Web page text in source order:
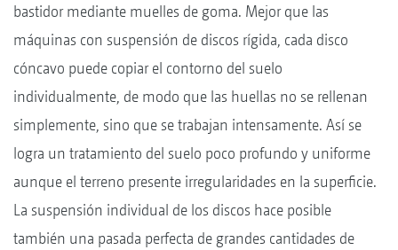
bastidor mediante muelles de goma. Mejor que las
máquinas con suspensión de discos rígida, cada disco
cóncavo puede copiar el contorno del suelo
individualmente, de modo que las huellas no se rellenan
simplemente, sino que se trabajan intensamente. Así se
logra un tratamiento del suelo poco profundo y uniforme
aunque el terreno presente irregularidades en la superficie.
La suspensión individual de los discos hace posible
también una pasada perfecta de grandes cantidades de